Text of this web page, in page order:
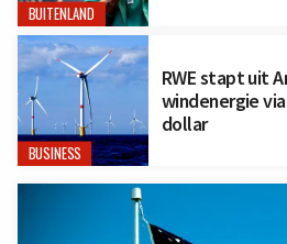
BUITENLAND
BUSINESS
RWE stapt uit
windenergie
dollar